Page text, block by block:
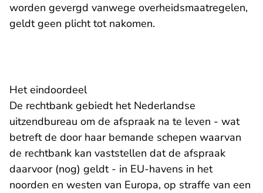
worden gevergd vanwege overheidsmaatregelen,
geldt geen plicht tot nakomen.
Het eindoordeel
De rechtbank gebiedt het Nederlandse
uitzendbureau om de afspraak na te leven - wat
betreft de door haar bemande schepen waarvan
de rechtbank kan vaststellen dat de afspraak
daarvoor (nog) geldt - in EU-havens in het
noorden en westen van Europa, op straffe van een